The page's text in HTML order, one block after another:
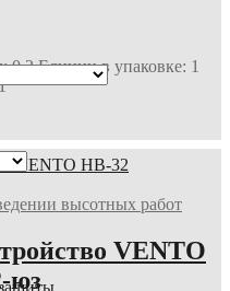
0,2 Единиц в упаковке: 1
высотных работ
VENTO
юз